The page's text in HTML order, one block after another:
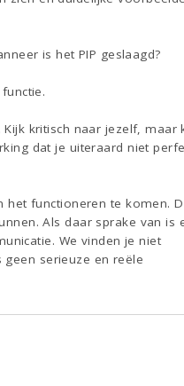
is het PIP geslaagd?
kritisch naar jezelf, maar
dat je uiteraard niet
het functioneren te komen.
Als daar sprake van is
We vinden je niet
serieuze en reële